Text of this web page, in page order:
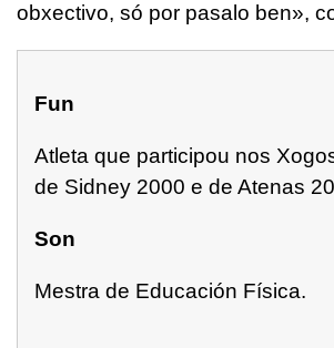
obxectivo, só por pasalo ben»,
Fun
Atleta que participou nos
de Sidney 2000 e de Atenas
Son
Mestra de Educación Física.